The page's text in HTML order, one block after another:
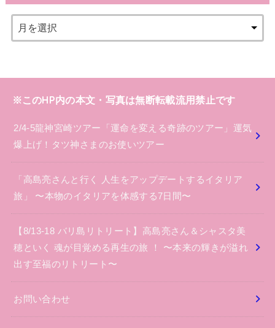
※このHP内の本文・写真は無断転載流用禁止です
2/4-5龍神宮崎ツアー「運命を変える奇跡のツアー」運気
爆上げ！タツ神さまのお使いツアー
「高島亮さんと行く 人生をアップデートするイタリア
旅」 〜本物のイタリアを体感する7日間〜
【8/13-18 バリ島リトリート】高島亮さん＆シャスタ美
穂といく 魂が目覚める再生の旅 ！ 〜本来の輝きが溢れ
出す至福のリトリート〜
お問い合わせ